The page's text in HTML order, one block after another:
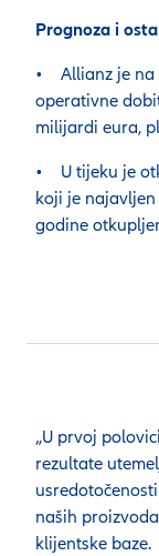
Prognoza i
• Allianz je na
operativne
milijardi eura,
• U tijeku je
koji je najavljen
godine
„U prvoj
rezultate
naših
klijentske baze.